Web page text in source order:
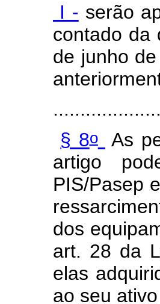
I - serão
contado da
de junho
§ 8o
As
artigo
PIS/Pasep
dos
art. 28 da
elas
ao seu